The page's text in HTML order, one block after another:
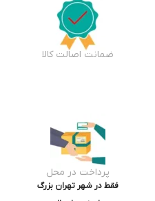
ضمانت اصالت کالا
پرداخت در محل
فقط در شهر تهران بزرگ